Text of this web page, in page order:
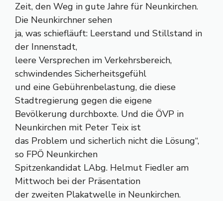
Zeit, den Weg in gute Jahre für Neunkirchen.
Die Neunkirchner sehen
ja, was schiefläuft: Leerstand und Stillstand in
der Innenstadt,
leere Versprechen im Verkehrsbereich,
schwindendes Sicherheitsgefühl
und eine Gebührenbelastung, die diese
Stadtregierung gegen die eigene
Bevölkerung durchboxte. Und die ÖVP in
Neunkirchen mit Peter Teix ist
das Problem und sicherlich nicht die Lösung“,
so FPÖ Neunkirchen
Spitzenkandidat LAbg. Helmut Fiedler am
Mittwoch bei der Präsentation
der zweiten Plakatwelle in Neunkirchen.